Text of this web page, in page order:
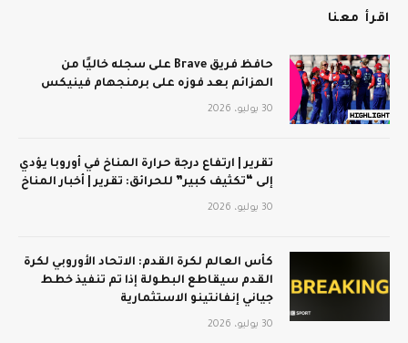
اقرأ معنا
حافظ فريق Brave على سجله خاليًا من
الهزائم بعد فوزه على برمنجهام فينيكس
30 يوليو، 2026
تقرير | ارتفاع درجة حرارة المناخ في أوروبا يؤدي
إلى “تكثيف كبير” للحرائق: تقرير | أخبار المناخ
30 يوليو، 2026
كأس العالم لكرة القدم: الاتحاد الأوروبي لكرة
القدم سيقاطع البطولة إذا تم تنفيذ خطط
جياني إنفانتينو الاستثمارية
30 يوليو، 2026